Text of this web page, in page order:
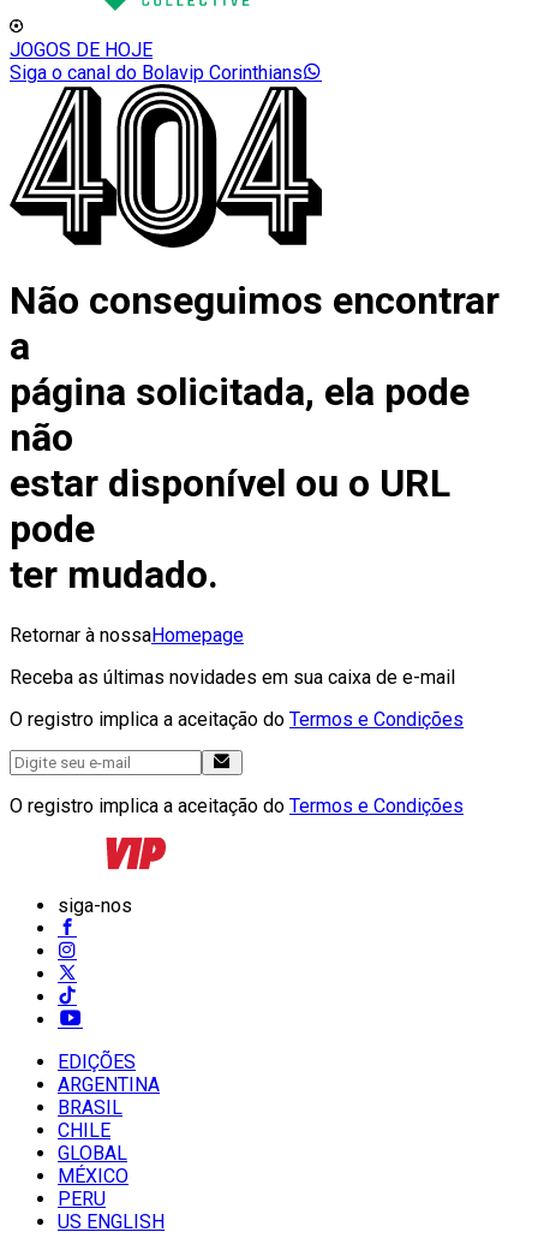
JOGOS DE HOJE
Siga o canal do Bolavip Corinthians
Não conseguimos encontrar
a
página solicitada, ela pode
não
estar disponível ou o URL
pode
ter mudado.
Retornar à nossaHomepage
Receba as últimas novidades em sua caixa de e-mail
O registro implica a aceitação do Termos e Condições
O registro implica a aceitação do Termos e Condições
siga-nos
EDIÇÕES
ARGENTINA
BRASIL
CHILE
GLOBAL
MÉXICO
PERU
US ENGLISH